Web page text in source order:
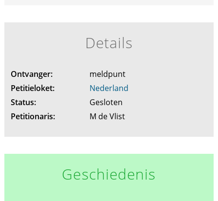
Details
Ontvanger:
meldpunt
Petitieloket:
Nederland
Status:
Gesloten
Petitionaris:
M de Vlist
Geschiedenis